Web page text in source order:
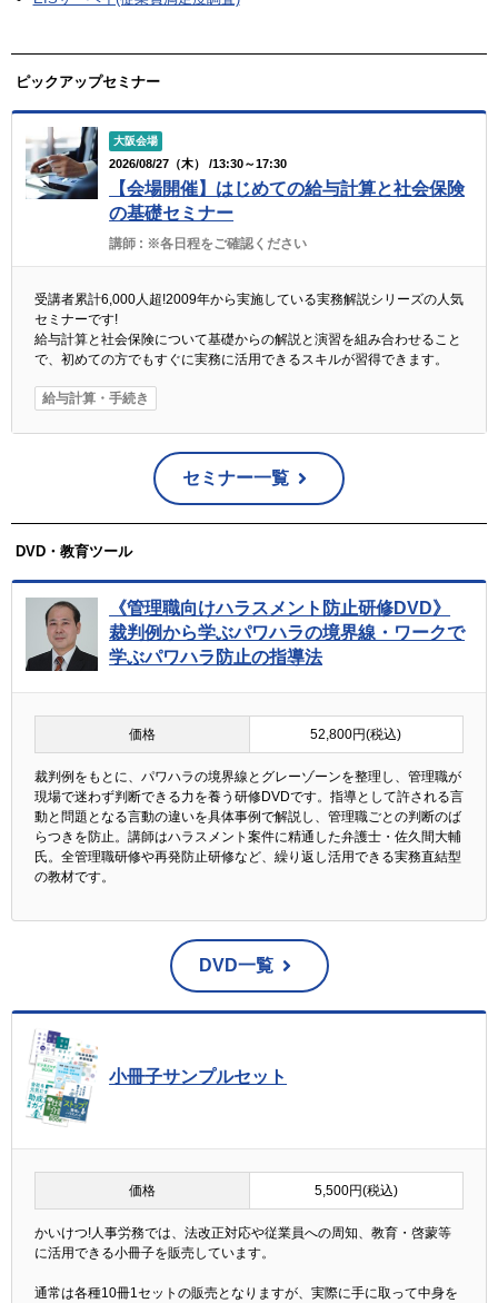
ピックアップセミナー
大阪会場
2026/08/27（木） /13:30～17:30
【会場開催】はじめての給与計算と社会保険
の基礎セミナー
講師 : ※各日程をご確認ください
受講者累計6,000人超!2009年から実施している実務解説シリーズの人気
セミナーです!
給与計算と社会保険について基礎からの解説と演習を組み合わせること
で、初めての方でもすぐに実務に活用できるスキルが習得できます。
給与計算・手続き
セミナー一覧
DVD・教育ツール
《管理職向けハラスメント防止研修DVD》
裁判例から学ぶパワハラの境界線・ワークで
学ぶパワハラ防止の指導法
価格 52,800円(税込)
裁判例をもとに、パワハラの境界線とグレーゾーンを整理し、管理職が
現場で迷わず判断できる力を養う研修DVDです。指導として許される言
動と問題となる言動の違いを具体事例で解説し、管理職ごとの判断のば
らつきを防止。講師はハラスメント案件に精通した弁護士・佐久間大輔
氏。全管理職研修や再発防止研修など、繰り返し活用できる実務直結型
の教材です。
DVD一覧
小冊子サンプルセット
価格 5,500円(税込)
かいけつ!人事労務では、法改正対応や従業員への周知、教育・啓蒙等
に活用できる小冊子を販売しています。
通常は各種10冊1セットの販売となりますが、実際に手に取って中身を